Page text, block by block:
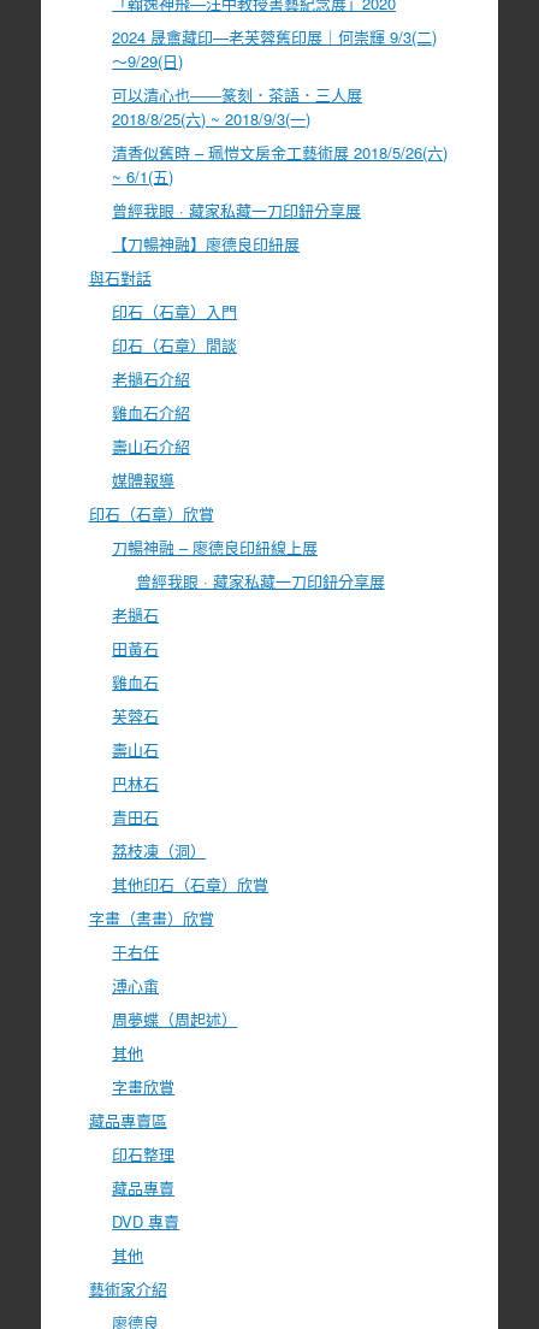
2024 晟盦藏印—老芙蓉舊印展｜何崇輝 9/3(二)
～9/29(日)
可以清心也――篆刻．茶語．三人展
2018/8/25(六) ~ 2018/9/3(一)
清香似舊時 – 珮愷文房金工藝術展 2018/5/26(六)
~ 6/1(五)
曾經我眼 · 藏家私藏一刀印鈕分享展
【刀暢神融】廖德良印紐展
與石對話
印石（石章）入門
印石（石章）閒談
老撾石介紹
雞血石介紹
壽山石介紹
媒體報導
印石（石章）欣賞
刀暢神融 – 廖德良印紐線上展
曾經我眼 · 藏家私藏一刀印鈕分享展
老撾石
田黃石
雞血石
芙蓉石
壽山石
巴林石
青田石
荔枝凍（洞）
其他印石（石章）欣賞
字畫（書畫）欣賞
于右任
溥心畬
周夢蝶（周起述）
其他
字畫欣賞
藏品專賣區
印石整理
藏品專賣
DVD 專賣
其他
藝術家介紹
廖德良